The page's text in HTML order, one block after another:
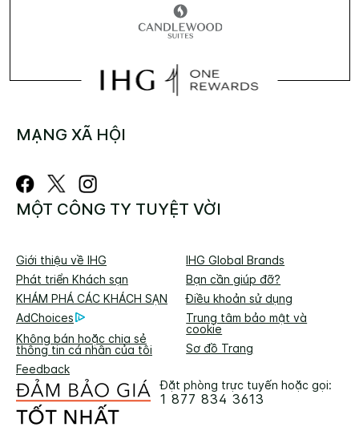
MẠNG XÃ HỘI
MỘT CÔNG TY TUYỆT VỜI
Giới thiệu về IHG
IHG Global Brands
Phát triển Khách sạn
Bạn cần giúp đỡ?
KHÁM PHÁ CÁC KHÁCH SẠN
Điều khoản sử dụng
AdChoices
Trung tâm bảo mật và
cookie
Không bán hoặc chia sẻ
thông tin cá nhân của tôi
Sơ đồ Trang
Feedback
Đặt phòng trực tuyến hoặc gọi:
1 877 834 3613